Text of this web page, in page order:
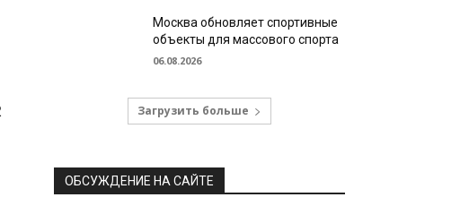
Москва обновляет спортивные
объекты для массового спорта
06.08.2026
Загрузить больше
ОБСУЖДЕНИЕ НА САЙТЕ